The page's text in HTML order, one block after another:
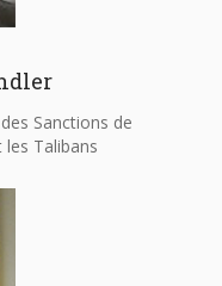
Sanctions de
les Talibans